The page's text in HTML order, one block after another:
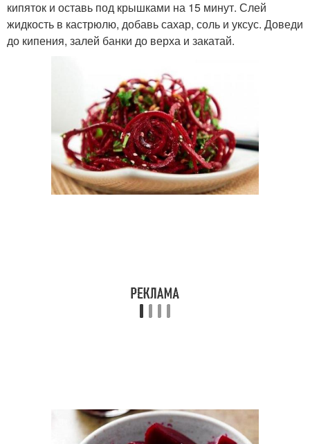
кипяток и оставь под крышками на 15 минут. Слей
жидкость в кастрюлю, добавь сахар, соль и уксус. Доведи
до кипения, залей банки до верха и закатай.